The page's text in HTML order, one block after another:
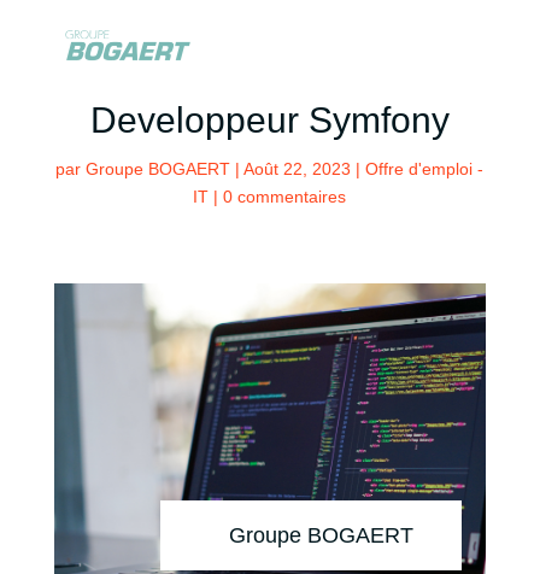
Developpeur Symfony
parGroupe BOGAERT |Août 22, 2023 |Offre d'emploi -
IT |0 commentaires
Groupe BOGAERT